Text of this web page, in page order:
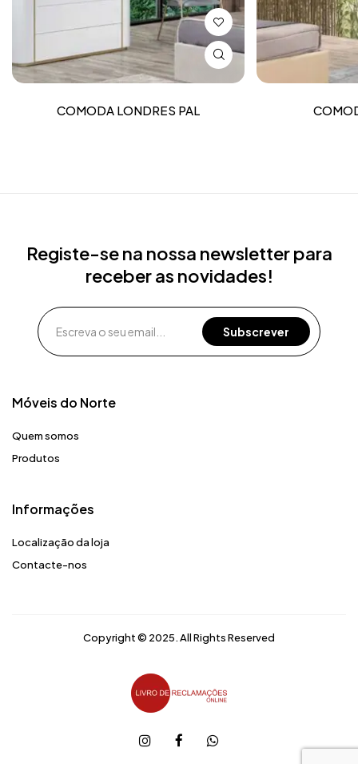
COMODA LONDRES PAL
Móveis do Norte​
Quem somos
Produtos
Registe-se na nossa newsletter para
receber as novidades!
Informações
Localização da loja
Contacte-nos
Copyright © 2025. All Rights Reserved